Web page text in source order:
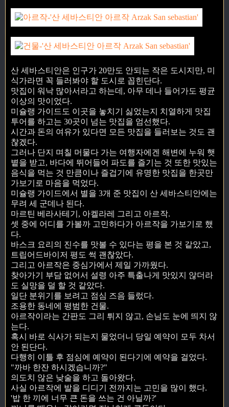
산 세바스티안은 인구가 20만도 안되는 작은 도시지만, 미
식가라면 꼭 들러봐야 할 도시로 꼽힌단다.
맛집이 워낙 많아서라고 하는데, 아무 데나 들어가도 평균
이상의 맛이었다.
미슐랭 가이드도 이곳을 놓치기 싫었는지 치열하게 맛집
투어를 하고는 30곳이 넘는 맛집을 엄선했다.
시간과 돈의 여유가 있다면 모든 맛집을 들러보는 것도 괜
찮겠다.
그러나 단지 며칠 머물다 가는 여행자에겐 해변에 누워 햇
볕을 받고, 바다에 뛰어들어 파도를 즐기는 것 또한 맛있는
음식을 먹는 것 만큼이나 즐겁기에 유명한 맛집을 한곳만
가보기로 마음을 먹었다.
미슐랭 가이드에서 별을 3개 준 맛집이 산 세바스티안에는
무려 세 군데나 된다.
마르틴 베라사테기, 아켈라레 그리고 아르작.
셋 중에 어디를 가볼까 고민하다가 아르작을 가보기로 했
다.
바스크 요리의 진수를 맛볼 수 있다는 평을 본 것 같았고,
트립어드바이저 평도 썩 괜찮았다.
그리고 아르작은 중심가에서 제일 가까웠다.
찾아가기 부담 없어서 설령 아주 특출나게 맛있지 않더라
도 실망을 덜 할 것 같았다.
일단 분위기를 보려고 점심 즈음 들렀다.
조용한 동네에 평범한 건물.
아르작이라는 간판도 그리 튀지 않고, 손님도 눈에 띄지 않
는다.
혹시 바로 식사가 되는지 물었더니 당일 예약이 모두 차서
안 된단다.
다행히 이틀 후 점심에 예약이 된다기에 예약을 걸었다.
"까바 한잔 하시겠습니까?"
의도치 않은 낮술을 하고 돌아왔다.
사실 아르작에 발을 디디기 전까지는 고민을 많이 했다.
'밥 한 끼에 너무 큰 돈을 쓰는 건 아닐까?'